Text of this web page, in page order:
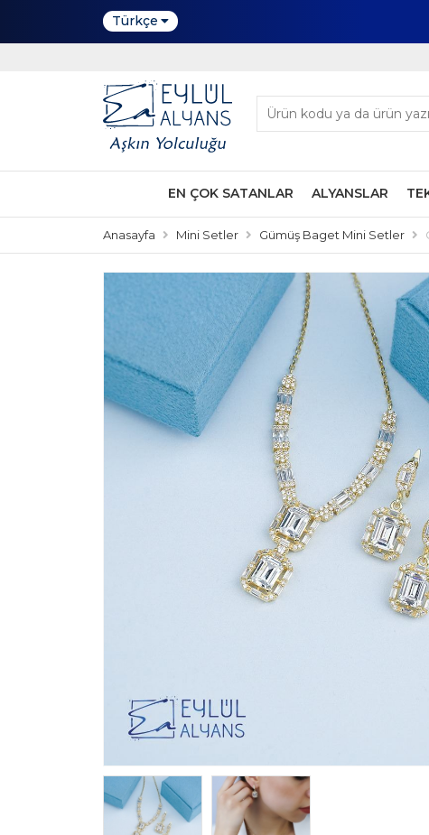
Türkçe
EN ÇOK SATANLAR ALYANSLAR
Anasayfa Mini Setler Gümüş Baget Mini Setler